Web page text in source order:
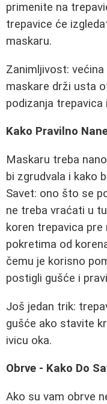
primenite na
trepavice će
maskaru.
Zanimljivost:
maskare drži usta
podizanja trepavica
Kako Pravilno
Maskaru treba
bi zgrudvala i kako
Savet: ono što se
ne treba vraćati u
koren trepavica
pokretima od
čemu je korisno
postigli gušće i
Još jedan trik:
gušće ako stavite
ivicu oka.
Obrve - Kako Do
Ako su vam obrve